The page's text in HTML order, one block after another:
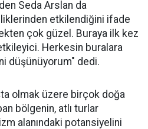
Seda Arslan da
etkilendiğini ifade
çok güzel. Buraya ilk kez
Herkesin buralara
düşünüyorum" dedi.
olmak üzere birçok doğa
bölgenin, atlı turlar
alanındaki potansiyelini